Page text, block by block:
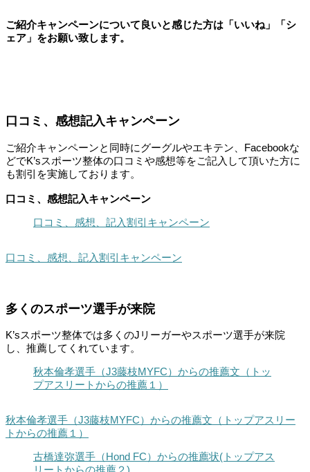
ご紹介キャンペーンについて良いと感じた方は「いいね」「シ
ェア」をお願い致します。
口コミ、感想記入キャンペーン
ご紹介キャンペーンと同時にグーグルやエキテン、Facebookな
どでK’sスポーツ整体の口コミや感想等をご記入して頂いた方に
も割引を実施しております。
口コミ、感想記入キャンペーン
口コミ、感想、記入割引キャンペーン
口コミ、感想、記入割引キャンペーン
多くのスポーツ選手が来院
K’sスポーツ整体では多くのJリーガーやスポーツ選手が来院
し、推薦してくれています。
秋本倫孝選手（J3藤枝MYFC）からの推薦文（トッ
プアスリートからの推薦１）
秋本倫孝選手（J3藤枝MYFC）からの推薦文（トップアスリー
トからの推薦１）
古橋達弥選手（Hond FC）からの推薦状(トップアス
リートからの推薦２)